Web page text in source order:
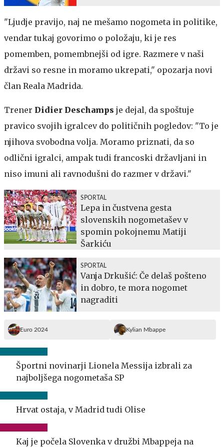
"Ljudje pravijo, naj ne mešamo nogometa in politike,
vendar tukaj govorimo o položaju, ki je res
pomemben, pomembnejši od igre. Razmere v naši
državi so resne in moramo ukrepati," opozarja novi
član Reala Madrida.
Trener Didier Deschamps je dejal, da spoštuje
pravico svojih igralcev do političnih pogledov: "To je
njihova svobodna volja. Moramo priznati, da so
odlični igralci, ampak tudi francoski državljani in
niso imuni ali ravnodušni do razmer v državi."
SPORTAL
Lepa in čustvena gesta
slovenskih nogometašev v
spomin pokojnemu Matiji
Šarkiću
SPORTAL
Vanja Drkušić: Če delaš pošteno
in dobro, te mora nogomet
nagraditi
Euro 2024 Kylian Mbappe
Športni novinarji Lionela Messija izbrali za
najboljšega nogometaša SP
Hrvat ostaja, v Madrid tudi Olise
Kaj je počela Slovenka v družbi Mbappeja na